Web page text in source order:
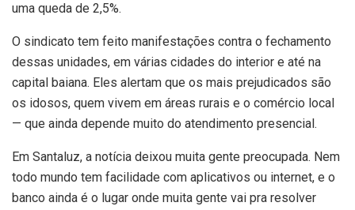
uma queda de 2,5%.
O sindicato tem feito manifestações contra o fechamento
dessas unidades, em várias cidades do interior e até na
capital baiana. Eles alertam que os mais prejudicados são
os idosos, quem vivem em áreas rurais e o comércio local
— que ainda depende muito do atendimento presencial.
Em Santaluz, a notícia deixou muita gente preocupada. Nem
todo mundo tem facilidade com aplicativos ou internet, e o
banco ainda é o lugar onde muita gente vai pra resolver